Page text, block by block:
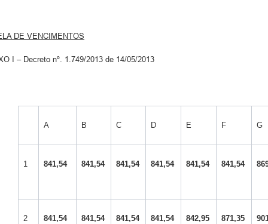
DE VENCIMENTOS
I – Decreto nº. 1.749/2013 de 14/05/2013
A B C D E F G
1 841,54 841,54 841,54 841,54 841,54 841,54
2 841,54 841,54 841,54 841,54 842,95 871,35